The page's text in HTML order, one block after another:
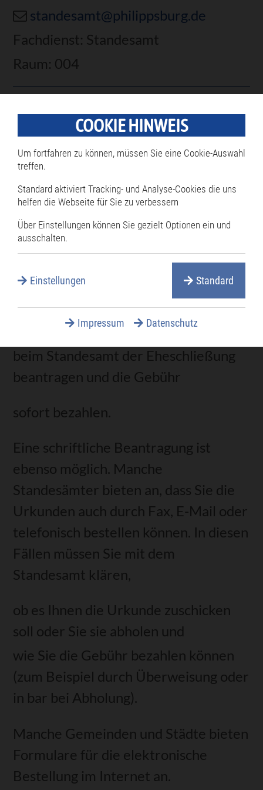
standesamt@philippsburg.de
Fachdienst: Standesamt
Raum: 004
07256 87-110
07256 8766-110
standesamt@philippsburg.de
Fachdienst:
Standesamt/Friedhofswesen
Raum: 003
Sie können die Urkunde persönlich
beim Standesamt der Eheschließung
beantragen und die Gebühr
sofort bezahlen.
Eine schriftliche Beantragung ist
ebenso möglich. Manche
Standesämter bieten an, dass Sie die
Urkunden auch durch Fax, E-Mail oder
telefonisch bestellen können. In diesen
Fällen müssen Sie mit dem
Standesamt klären,
ob es Ihnen die Urkunde zuschicken
soll oder Sie sie abholen und
wie Sie die Gebühr bezahlen können
(zum Beispiel durch Überweisung oder
in bar bei Abholung).
Manche Gemeinden und Städte bieten
Formulare für die elektronische
Bestellung im Internet an.
COOKIE HINWEIS
Um fortfahren zu können, müssen Sie eine Cookie-Auswahl
treffen.
Standard aktiviert Tracking- und Analyse-Cookies die uns
helfen die Webseite für Sie zu verbessern
Über Einstellungen können Sie gezielt Optionen ein und
ausschalten.
Einstellungen Standard
Impressum Datenschutz